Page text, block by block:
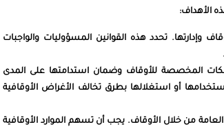
الأهداف:
وإدارتها. تحدد هذه القوانين المسؤوليات والواجبات
المخصصة للأوقاف وضمان استدامتها على المدى
أو استغلالها بطرق تخالف الأغراض الأوقافية
من خلال الأوقاف. يجب أن تسهم الموارد الأوقافية